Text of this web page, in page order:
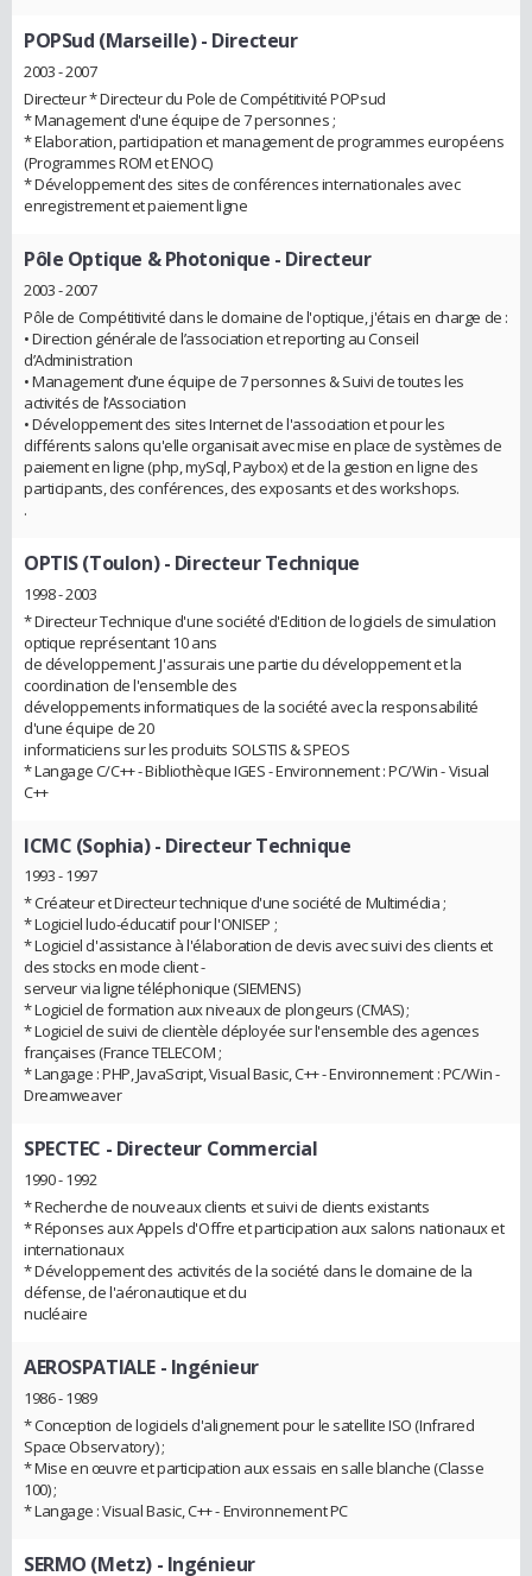
POPSud (Marseille)- Directeur
2003 - 2007
Directeur * Directeur du Pole de Compétitivité POPsud
* Management d'une équipe de 7 personnes ;
* Elaboration, participation et management de programmes européens
(Programmes ROM et ENOC)
* Développement des sites de conférences internationales avec
enregistrement et paiement ligne
Pôle Optique & Photonique - Directeur
2003 - 2007
Pôle de Compétitivité dans le domaine de l'optique, j'étais en charge de :
• Direction générale de l’association et reporting au Conseil
d’Administration
• Management d’une équipe de 7 personnes & Suivi de toutes les
activités de l’Association
• Développement des sites Internet de l'association et pour les
différents salons qu'elle organisait avec mise en place de systèmes de
paiement en ligne (php, mySql, Paybox) et de la gestion en ligne des
participants, des conférences, des exposants et des workshops.
.
OPTIS (Toulon)- Directeur Technique
1998 - 2003
* Directeur Technique d'une société d'Edition de logiciels de simulation
optique représentant 10 ans
de développement. J'assurais une partie du développement et la
coordination de l'ensemble des
développements informatiques de la société avec la responsabilité
d'une équipe de 20
informaticiens sur les produits SOLSTIS & SPEOS
* Langage C/C++ - Bibliothèque IGES - Environnement : PC/Win - Visual
C++
ICMC (Sophia)- Directeur Technique
1993 - 1997
* Créateur et Directeur technique d'une société de Multimédia ;
* Logiciel ludo-éducatif pour l'ONISEP ;
* Logiciel d'assistance à l'élaboration de devis avec suivi des clients et
des stocks en mode client -
serveur via ligne téléphonique (SIEMENS)
* Logiciel de formation aux niveaux de plongeurs (CMAS) ;
* Logiciel de suivi de clientèle déployée sur l'ensemble des agences
françaises (France TELECOM ;
* Langage : PHP, JavaScript, Visual Basic, C++ - Environnement : PC/Win -
Dreamweaver
SPECTEC - Directeur Commercial
1990 - 1992
* Recherche de nouveaux clients et suivi de clients existants
* Réponses aux Appels d'Offre et participation aux salons nationaux et
internationaux
* Développement des activités de la société dans le domaine de la
défense, de l'aéronautique et du
nucléaire
AEROSPATIALE- Ingénieur
1986 - 1989
* Conception de logiciels d'alignement pour le satellite ISO (Infrared
Space Observatory) ;
* Mise en œuvre et participation aux essais en salle blanche (Classe
100) ;
* Langage : Visual Basic, C++ - Environnement PC
SERMO (Metz)- Ingénieur